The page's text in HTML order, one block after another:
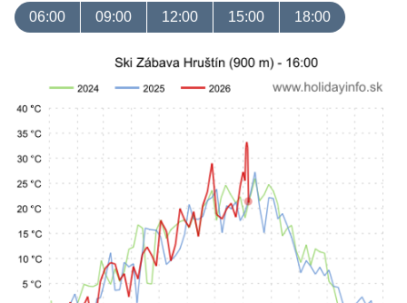
06:00 09:00 12:00 15:00 18:00